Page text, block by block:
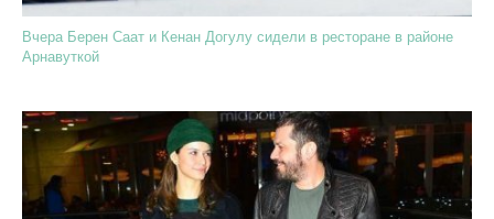
Вчера Берен Саат и Кенан Догулу сидели в ресторане в районе
Арнавуткой